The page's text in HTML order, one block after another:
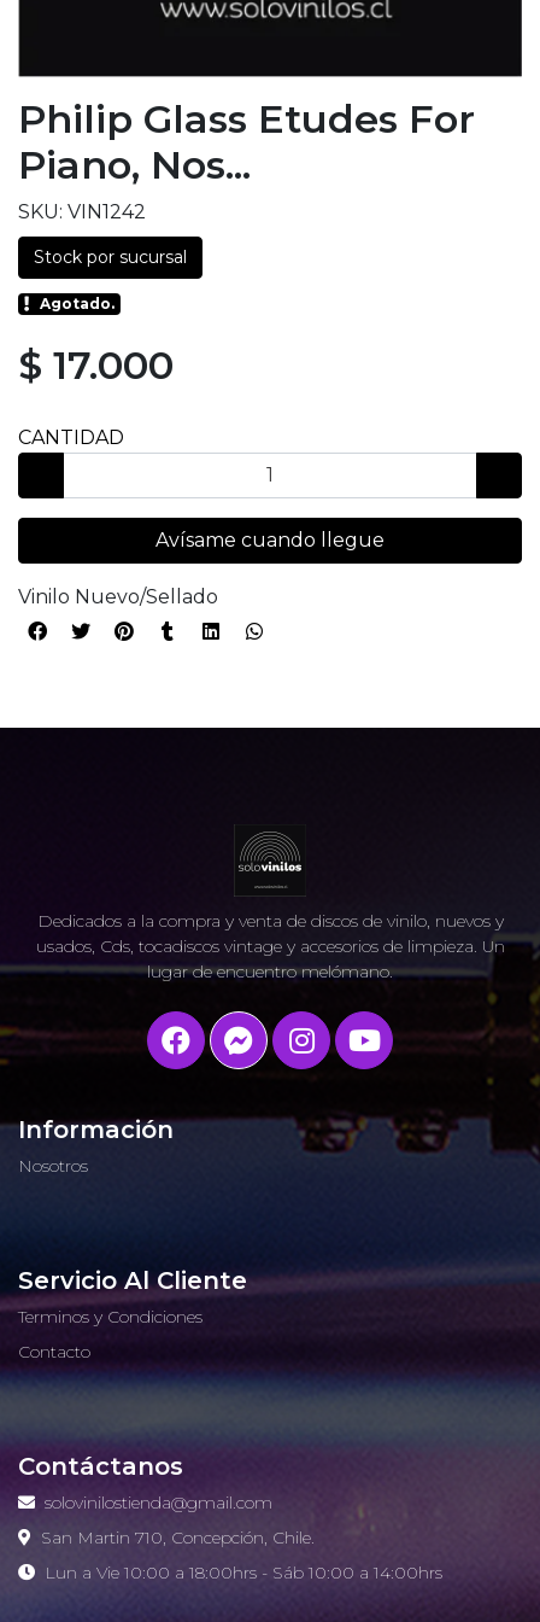
Philip Glass Etudes For
Piano, Nos...
SKU: VIN1242
Stock por sucursal
Agotado.
$ 17.000
CANTIDAD
Avísame cuando llegue
Vinilo Nuevo/Sellado
Dedicados a la compra y venta de discos de vinilo, nuevos y
usados, Cds, tocadiscos vintage y accesorios de limpieza. Un
lugar de encuentro melómano.
Información
Nosotros
Servicio Al Cliente
Terminos y Condiciones
Contacto
Contáctanos
solovinilostienda@gmail.com
San Martin 710, Concepción, Chile.
Lun a Vie 10:00 a 18:00hrs - Sáb 10:00 a 14:00hrs